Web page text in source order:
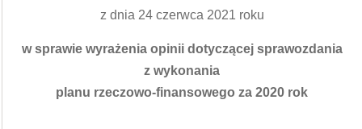
z dnia 24 czerwca 2021 roku
w sprawie wyrażenia opinii dotyczącej sprawozdania
z wykonania
planu rzeczowo-finansowego za 2020 rok